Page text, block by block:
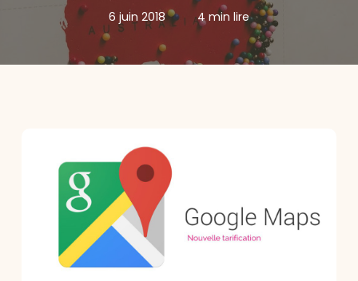
6 juin 2018 4 min lire